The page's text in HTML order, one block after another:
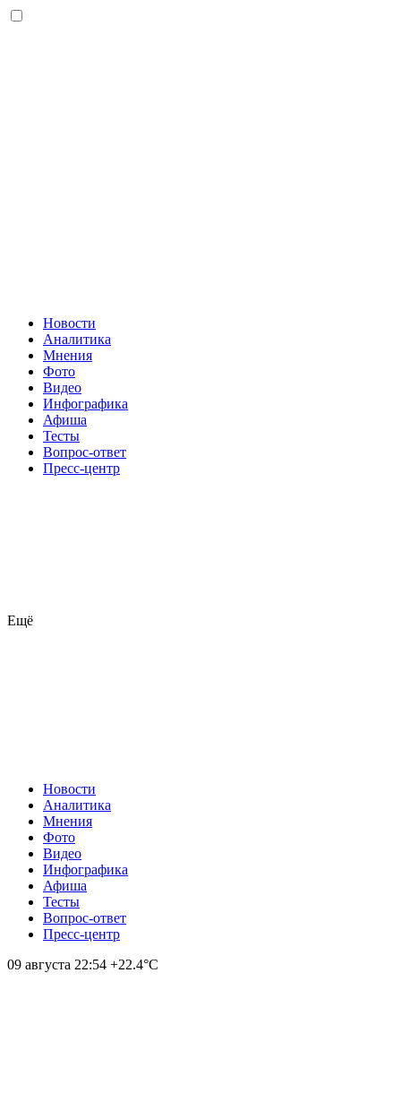
Новости
Аналитика
Мнения
Фото
Видео
Инфографика
Афиша
Тесты
Вопрос-ответ
Пресс-центр
Ещё
Новости
Аналитика
Мнения
Фото
Видео
Инфографика
Афиша
Тесты
Вопрос-ответ
Пресс-центр
09 августа 22:54 +22.4°С